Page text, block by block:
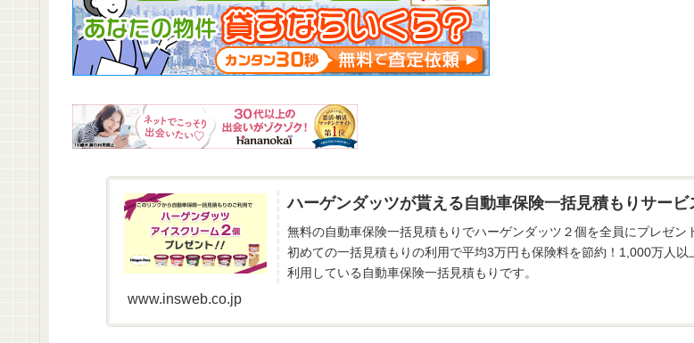
ハーゲンダッツが貰える自動車保険一括見積もりサービ
無料の自動車保険一括見積もりでハーゲンダッツ２個を全員にプレゼン
初めての一括見積もりの利用で平均3万円も保険料を節約！1,000万人以
利用している自動車保険一括見積もりです。
www.insweb.co.jp